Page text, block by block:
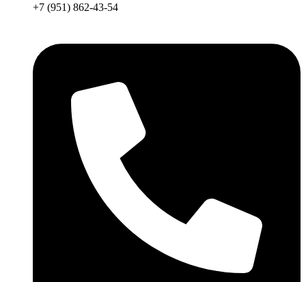
+7 (951) 862-43-54